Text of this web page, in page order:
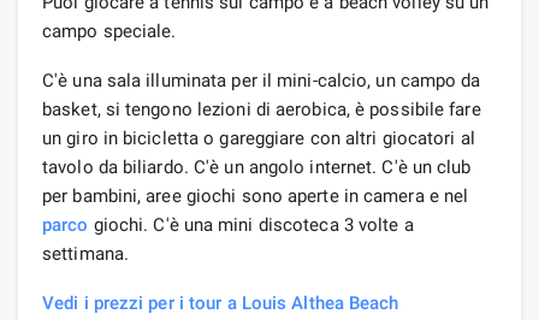
campo speciale.
C'è una sala illuminata per il mini-calcio, un campo da
basket, si tengono lezioni di aerobica, è possibile fare
un giro in bicicletta o gareggiare con altri giocatori al
tavolo da biliardo. C'è un angolo internet. C'è un club
per bambini, aree giochi sono aperte in camera e nel
parco giochi. C'è una mini discoteca 3 volte a
settimana.
Vedi i prezzi per i tour a Louis Althea Beach